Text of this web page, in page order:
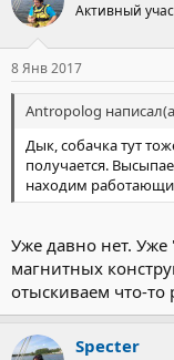
Активный
8 Янв 2017
Antropolog
Дык, собачка тут
получается.
находим
Уже давно нет.
магнитных
отыскиваем что-
Specter